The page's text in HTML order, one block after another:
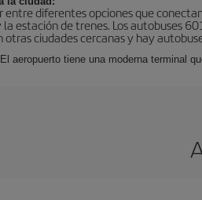
entre diferentes opciones que
estación de trenes. Los autobuses
otras ciudades cercanas y hay
El aeropuerto tiene una moderna terminal